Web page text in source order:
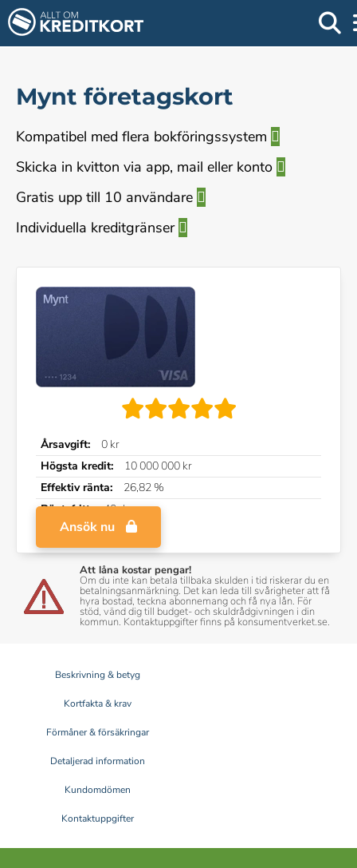
Mynt företagskort
Kompatibel med flera bokföringssystem
Skicka in kvitton via app, mail eller konto
Gratis upp till 10 användare
Individuella kreditgränser
Årsavgift:
0 kr
Högsta kredit:
10 000 000 kr
Effektiv ränta:
26,82 %
Räntefritt:
40 dagar
Ansök nu
Att låna kostar pengar!
Om du inte kan betala tillbaka skulden i tid riskerar du en
betalningsanmärkning. Det kan leda till svårigheter att få
hyra bostad, teckna abonnemang och få nya lån. För
stöd, vänd dig till budget- och skuldrådgivningen i din
kommun. Kontaktuppgifter finns på konsumentverket.se.
Beskrivning & betyg
Kortfakta & krav
Förmåner & försäkringar
Detaljerad information
Kundomdömen
Kontaktuppgifter